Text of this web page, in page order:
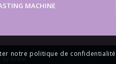
MACHINE
by Kriesi
notre politique de confidentialité